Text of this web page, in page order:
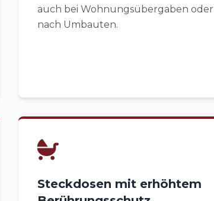
auch bei Wohnungsübergaben oder
nach Umbauten.
Steckdosen mit erhöhtem